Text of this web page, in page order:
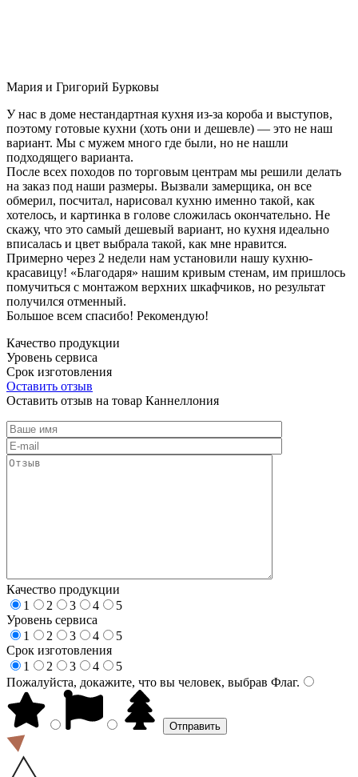
Мария и Григорий Бурковы
У нас в доме нестандартная кухня из-за короба и выступов,
поэтому готовые кухни (хоть они и дешевле) — это не наш
вариант. Мы с мужем много где были, но не нашли
подходящего варианта.
После всех походов по торговым центрам мы решили делать
на заказ под наши размеры. Вызвали замерщика, он все
обмерил, посчитал, нарисовал кухню именно такой, как
хотелось, и картинка в голове сложилась окончательно. Не
скажу, что это самый дешевый вариант, но кухня идеально
вписалась и цвет выбрала такой, как мне нравится.
Примерно через 2 недели нам установили нашу кухню-
красавицу! «Благодаря» нашим кривым стенам, им пришлось
помучиться с монтажом верхних шкафчиков, но результат
получился отменный.
Большое всем спасибо! Рекомендую!
Качество продукции
Уровень сервиса
Срок изготовления
Оставить отзыв
Оставить отзыв на товар Каннеллония
Качество продукции
1
2 3 4
5
Уровень сервиса
1
2 3 4
5
Срок изготовления
1
2 3 4
5
Пожалуйста, докажите, что вы человек, выбрав Флаг.